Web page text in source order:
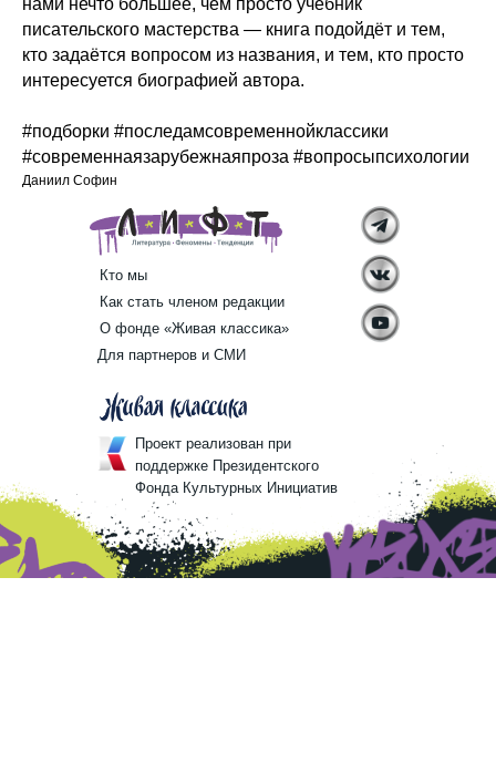
нами нечто большее, чем просто учебник
писательского мастерства — книга подойдёт и тем,
кто задаётся вопросом из названия, и тем, кто просто
интересуется биографией автора.
#подборки #последамсовременнойклассики
#современнаязарубежнаяпроза #вопросыпсихологии
Даниил Софин
Проект реализован при
поддержке Президентского
Фонда Культурных Инициатив
Кто мы
Как стать членом редакции
О фонде «Живая классика»
Для партнеров и СМИ